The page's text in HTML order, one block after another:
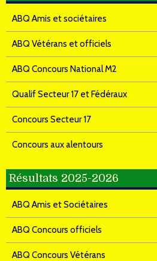
ABQ Amis et sociétaires
ABQ Vétérans et officiels
ABQ Concours National M2
Qualif Secteur 17 et Fédéraux
Concours Secteur 17
Concours aux alentours
Résultats 2025-2026
ABQ Amis et Sociétaires
ABQ Concours officiels
ABQ Concours Vétérans